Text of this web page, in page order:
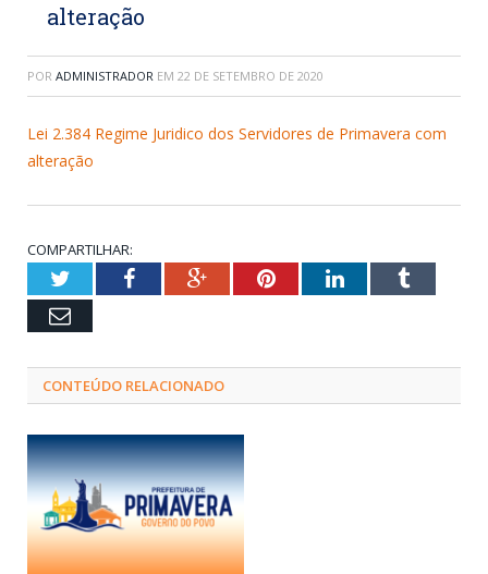
alteração
POR ADMINISTRADOR EM 22 DE SETEMBRO DE 2020
Lei 2.384 Regime Juridico dos Servidores de Primavera com
alteração
COMPARTILHAR:
TwitterFacebookGoogle+PinterestLinkedInTumblr
Email
CONTEÚDO RELACIONADO